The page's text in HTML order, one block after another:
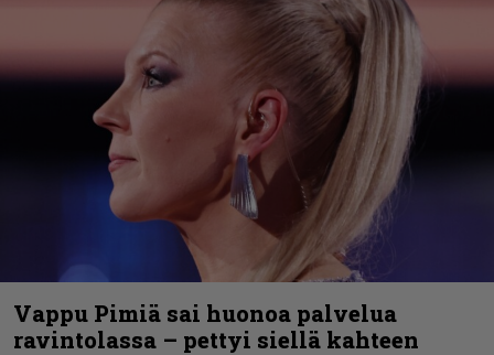
Vappu Pimiä sai huonoa palvelua
ravintolassa – pettyi siellä kahteen